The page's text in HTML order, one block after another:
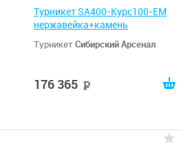
Турникет SA400-Курс100-EM
нержавейка+камень
ТурникетСибирский Арсенал
176 365